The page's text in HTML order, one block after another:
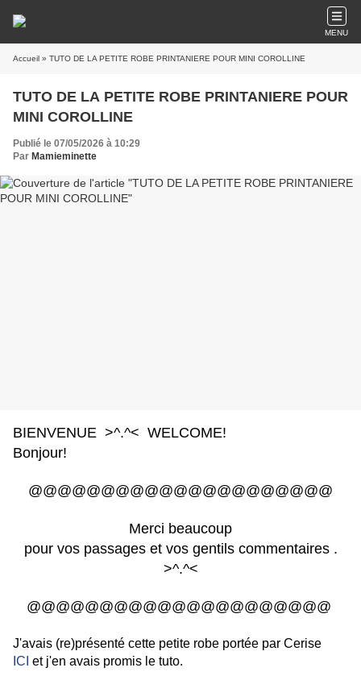
MENU
Accueil » TUTO DE LA PETITE ROBE PRINTANIERE POUR MINI COROLLINE
TUTO DE LA PETITE ROBE PRINTANIERE POUR
MINI COROLLINE
Publié le 07/05/2026 à 10:29
Par Mamieminette
BIENVENUE >^.^< WELCOME!
Bonjour!
@@@@@@@@@@@@@@@@@@@@@
Merci beaucoup
pour vos passages et vos gentils commentaires .
>^.^<
@@@@@@@@@@@@@@@@@@@@@
J'avais (re)présenté cette petite robe portée par Cerise
ICI et j'en avais promis le tuto.